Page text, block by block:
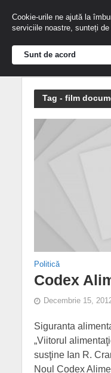
Tag - film
Politică
Codex
Decembrie 15,
Siguranta
„Viitorul
susţine Ian R.
Noul Codex
Cookie-urile ne ajută la
serviciile noastre, sunteți
Sunt de acord